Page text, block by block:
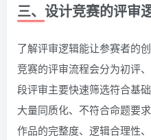
三、设计竞赛的评审
了解评审逻辑能让参赛者的
竞赛的评审流程会分为初评
段评审主要快速筛选符合基
大量同质化、不符合命题要
作品的完整度、逻辑合理性